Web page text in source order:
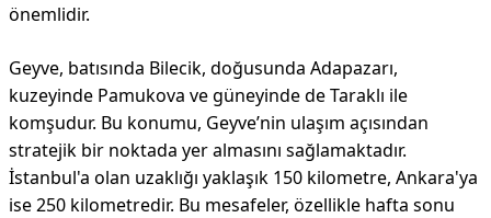
önemlidir.
Geyve, batısında Bilecik, doğusunda Adapazarı,
kuzeyinde Pamukova ve güneyinde de Taraklı ile
komşudur. Bu konumu, Geyve’nin ulaşım açısından
stratejik bir noktada yer almasını sağlamaktadır.
İstanbul'a olan uzaklığı yaklaşık 150 kilometre, Ankara'ya
ise 250 kilometredir. Bu mesafeler, özellikle hafta sonu